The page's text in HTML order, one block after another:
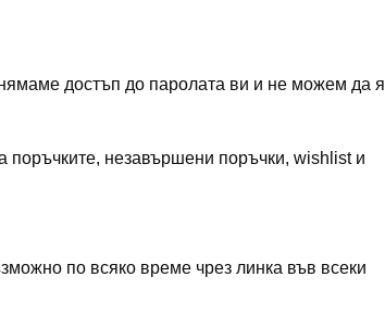
достъп до паролата ви и не можем да я
поръчките, незавършени поръчки, wishlist и
по всяко време чрез линка във всеки